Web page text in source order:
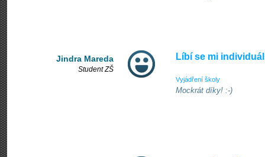
Jindra Mareda
Student ZŠ
Líbí se mi
Vyjádření školy
Mockrát díky! :-)